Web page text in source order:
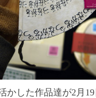
かした作品達が2月